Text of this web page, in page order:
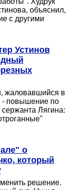
объяснил,
с другими
Устинов
жаловавшийся в
- повышение по
Лягина:
о
который
решение.